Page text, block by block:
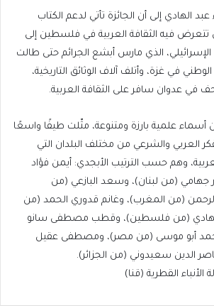
الهادي إلى أن الجائزة تأتي لدعم الكتاب
تتعرض فيه الثقافة العربية في فلسطين إلى
الإسرائيلي، الذي مارس أبشع الجرائم حتى طالت
في غزة، وأتلف آلاف الوثائق التاريخية،
في عدوان سافر على الثقافة العربية.
أسماء علمية بارزة ومتنوعة، مثّلت طيفًا واسعًا
العربي والشرعي من مختلف البلدان التي
وهم حسب الترتيب الأبجدي: أيمن فؤاد
(من لبنان)، وسعد البازعي (من
(من المغرب)، وغانم قدوري الحمد (من
الهادي (من فلسطين)، وقطب مصطفى سانو
أبو موسى (من مصر)، ومصطفى عقيل
الدين سعيدوني (من الجزائر).
الأنباء القطرية (قنا)